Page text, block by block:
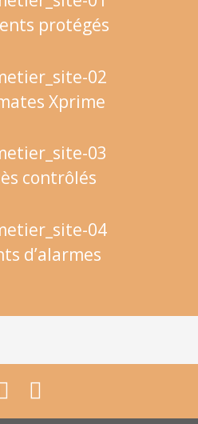
protégés
Xprime
contrôlés
d’alarmes